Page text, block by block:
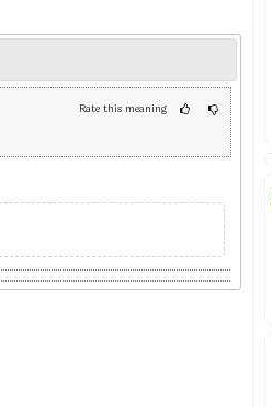
Rate this meaning